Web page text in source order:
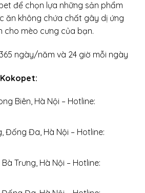
để chọn lựa những sản phẩm
ăn không chứa chất gây dị ứng
cho mèo cưng của bạn.
ngày/năm và 24 giờ mỗi ngày
Biên, Hà Nội – Hotline:
Đống Đa, Hà Nội – Hotline:
Trưng, Hà Nội – Hotline: